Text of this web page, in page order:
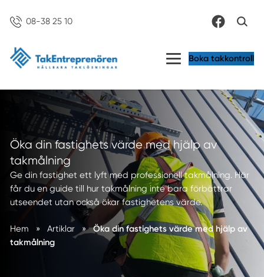
08-38 25 10
Boka takkontroll
Öka din fastighets värde med hjälp av
takmålning
Ge din fastighet ett lyft med professionell takmålning. Här
får du en guide till hur takmålning inte bara förbättrar
utseendet utan också ökar fastighetens värde.
Hem » Artiklar »
Öka din fastighets värde med hjälp av
takmålning